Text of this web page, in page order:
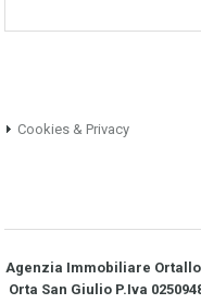
Cookies & Privacy
Agenzia Immobiliare
Orta San Giulio P.Iva